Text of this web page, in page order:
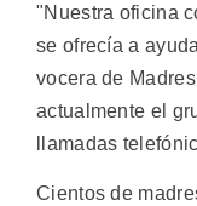
"Nuestra oficina
se ofrecía a
vocera de
actualmente el
llamadas
Cientos de